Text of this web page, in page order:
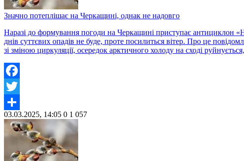
Значно потеплішає на Черкащині, однак не надовго
Наразі до формування погоди на Черкащині приступає антициклон
днів суттєвих опадів не буде, проте посилиться вітер. Про це
зі зміною циркуляції, осередок арктичного холоду на сході
Facebook
Twitter
Share
03.03.2025, 14:05 0 1 057